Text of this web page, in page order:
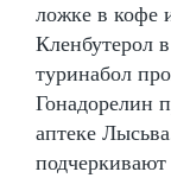
ложке в кофе
Кленбутерол
туринабол
Гонадорелин
аптеке
подчеркивают